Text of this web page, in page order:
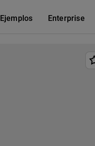
Ejemplos Enterprise